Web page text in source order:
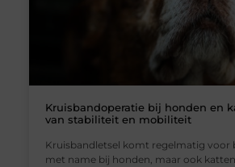
Kruisbandoperatie bij honden en
van stabiliteit en mobiliteit
Kruisbandletsel komt regelmatig voor
met name bij honden, maar ook